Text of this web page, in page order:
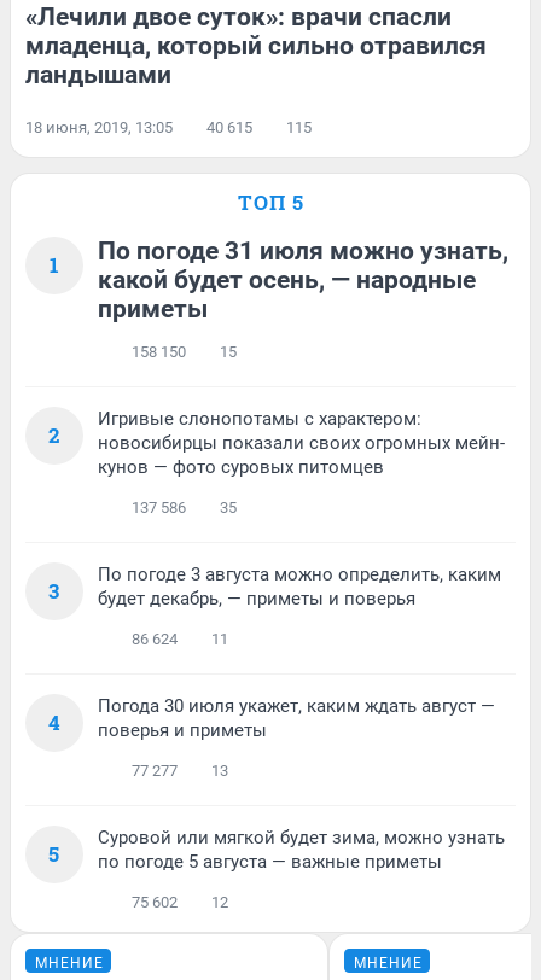
«Лечили двое суток»: врачи спасли
младенца, который сильно отравился
ландышами
18 июня, 2019, 13:05 40 615 115
ТОП 5
1
По погоде 31 июля можно узнать,
какой будет осень, — народные
приметы
158 150 15
2
Игривые слонопотамы с характером:
новосибирцы показали своих огромных мейн-
кунов — фото суровых питомцев
137 586 35
3
По погоде 3 августа можно определить, каким
будет декабрь, — приметы и поверья
86 624 11
4
Погода 30 июля укажет, каким ждать август —
поверья и приметы
77 277 13
5
Суровой или мягкой будет зима, можно узнать
по погоде 5 августа — важные приметы
75 602 12
МНЕНИЕ МНЕНИЕ